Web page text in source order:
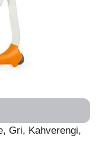
Gri, Kahverengi,